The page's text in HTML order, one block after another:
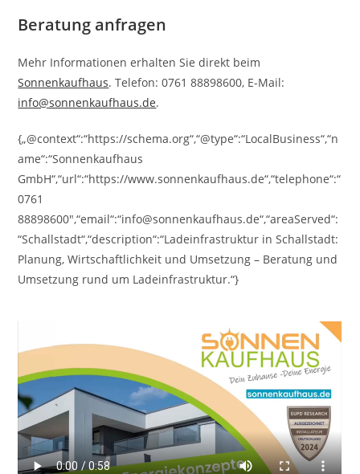
Beratung anfragen
Mehr Informationen erhalten Sie direkt beim
Sonnenkaufhaus. Telefon: 0761 88898600, E-Mail:
info@sonnenkaufhaus.de.
{„@context“:“https://schema.org“,“@type“:“LocalBusiness“,“n
ame“:“Sonnenkaufhaus
GmbH“,“url“:“https://www.sonnenkaufhaus.de“,“telephone“:“
0761
88898600″,“email“:“info@sonnenkaufhaus.de“,“areaServed“:
“Schallstadt“,“description“:“Ladeinfrastruktur in Schallstadt:
Planung, Wirtschaftlichkeit und Umsetzung – Beratung und
Umsetzung rund um Ladeinfrastruktur.“}